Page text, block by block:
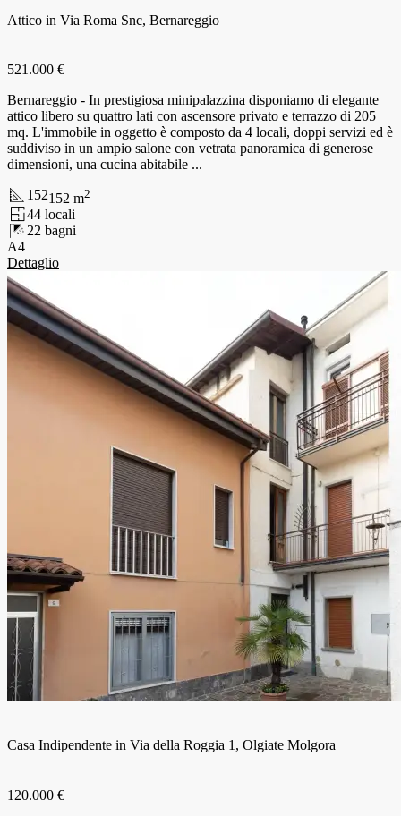
Attico in Via Roma Snc, Bernareggio
521.000 €
Bernareggio - In prestigiosa minipalazzina disponiamo di elegante
attico libero su quattro lati con ascensore privato e terrazzo di 205
mq. L'immobile in oggetto è composto da 4 locali, doppi servizi ed è
suddiviso in un ampio salone con vetrata panoramica di generose
dimensioni, una cucina abitabile ...
152152 m2
44 locali
22 bagni
A4
Dettaglio
Casa Indipendente in Via della Roggia 1, Olgiate Molgora
120.000 €